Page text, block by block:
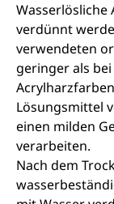
Wasserlösliche
verdünnt
verwendeten
geringer als
Lösungsmittel
einen milden
verarbeiten.
Nach dem